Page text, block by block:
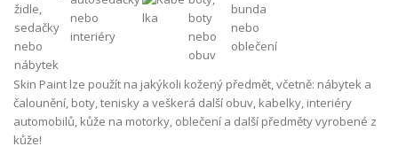
Skin Paint lze použít na jakýkoli kožený předmět, včetně: nábytek a
čalounění, boty, tenisky a veškerá další obuv, kabelky, interiéry
automobilů, kůže na motorky, oblečení a další předměty vyrobené z
kůže!